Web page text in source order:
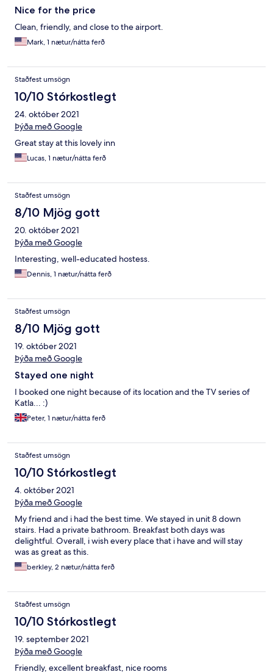
Nice for the price
Clean, friendly, and close to the airport.
Mark, 1 nætur/nátta ferð
Staðfest umsögn
10/10 Stórkostlegt
24. október 2021
Þýða með Google
Great stay at this lovely inn
Lucas, 1 nætur/nátta ferð
Staðfest umsögn
8/10 Mjög gott
20. október 2021
Þýða með Google
Interesting, well-educated hostess.
Dennis, 1 nætur/nátta ferð
Staðfest umsögn
8/10 Mjög gott
19. október 2021
Þýða með Google
Stayed one night
I booked one night because of its location and the TV series of
Katla... :)
Peter, 1 nætur/nátta ferð
Staðfest umsögn
10/10 Stórkostlegt
4. október 2021
Þýða með Google
My friend and i had the best time. We stayed in unit 8 down
stairs. Had a private bathroom. Breakfast both days was
delightful. Overall, i wish every place that i have and will stay
was as great as this.
berkley, 2 nætur/nátta ferð
Staðfest umsögn
10/10 Stórkostlegt
19. september 2021
Þýða með Google
Friendly, excellent breakfast, nice rooms